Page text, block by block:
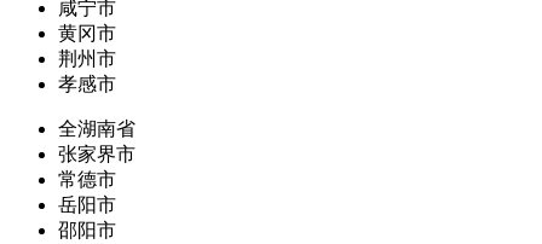
咸宁市
黄冈市
荆州市
孝感市
全湖南省
张家界市
常德市
岳阳市
邵阳市